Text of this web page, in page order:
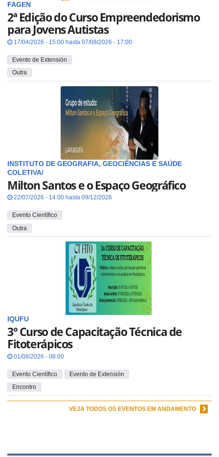
FAGEN
2ª Edição do Curso Empreendedorismo
para Jovens Autistas
17/04/2026 - 15:00 hasta 07/08/2026 - 17:00
Evento de Extensión
Outra
INSTITUTO DE GEOGRAFIA, GEOCIÊNCIAS E SAÚDE
COLETIVA/
Milton Santos e o Espaço Geográfico
22/07/2026 - 14:00 hasta 09/12/2026
Evento Científico
Outra
IQUFU
3° Curso de Capacitação Técnica de
Fitoterápicos
01/08/2026 - 08:00
Evento Científico
Evento de Extensión
Encontro
VEJA TODOS OS EVENTOS EM ANDAMENTO